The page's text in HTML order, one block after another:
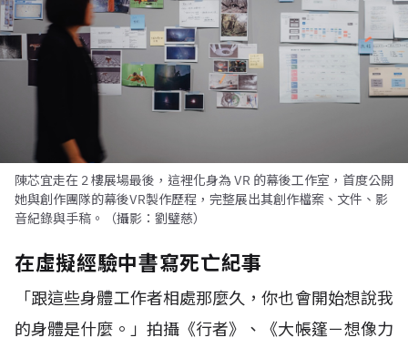
陳芯宜走在 2 樓展場最後，這裡化身為 VR 的幕後工作室，首度公開
她與創作團隊的幕後VR製作歷程，完整展出其創作檔案、文件、影
音紀錄與手稿。（攝影：劉璧慈）
在虛擬經驗中書寫死亡紀事
「跟這些身體工作者相處那麼久，你也會開始想說我
的身體是什麼。」拍攝《行者》、《大帳篷－想像力